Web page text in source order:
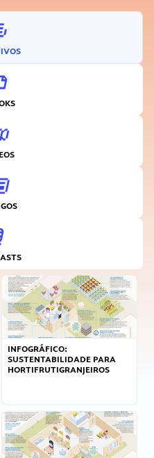
INFOGRÁFICO:
SUSTENTABILIDADE PARA
HORTIFRUTIGRANJEIROS